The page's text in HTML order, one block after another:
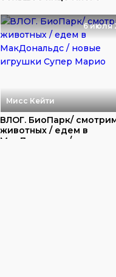
6 июля
Мисс Кейти
ВЛОГ. БиоПарк/
животных / едем в
МакДональдс / новы...